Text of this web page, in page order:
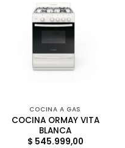
COCINA A GAS
COCINA ORMAY VITA
BLANCA
$ 545.999,00